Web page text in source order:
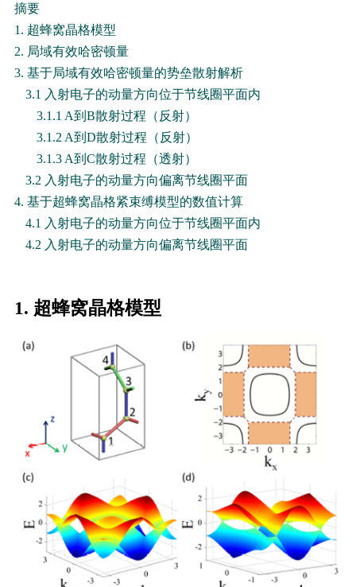
摘要
1. 超蜂窝晶格模型
2. 局域有效哈密顿量
3. 基于局域有效哈密顿量的势垒散射解析
3.1 入射电子的动量方向位于节线圈平面内
3.1.1 A到B散射过程（反射）
3.1.2 A到D散射过程（反射）
3.1.3 A到C散射过程（透射）
3.2 入射电子的动量方向偏离节线圈平面
4. 基于超蜂窝晶格紧束缚模型的数值计算
4.1 入射电子的动量方向位于节线圈平面内
4.2 入射电子的动量方向偏离节线圈平面
1. 超蜂窝晶格模型